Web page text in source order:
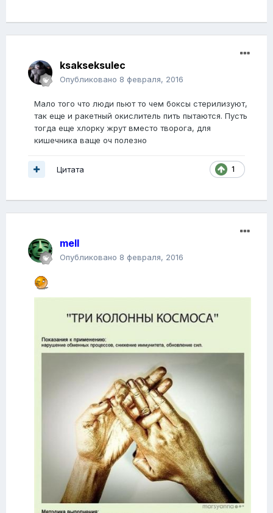
ksakseksulec
Опубликовано 8 февраля, 2016
Мало того что люди пьют то чем боксы стерилизуют,
так еще и ракетный окислитель пить пытаются. Пусть
тогда еще хлорку жрут вместо творога, для
кишечника ваще оч полезно
1
Цитата
mell
Опубликовано 8 февраля, 2016